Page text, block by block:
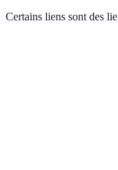
Certains liens sont des